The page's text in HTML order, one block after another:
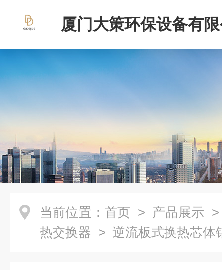
厦门大策环保设备有
当前位置： 首页 > 产品展示
热交换器 > 逆流板式换热芯体